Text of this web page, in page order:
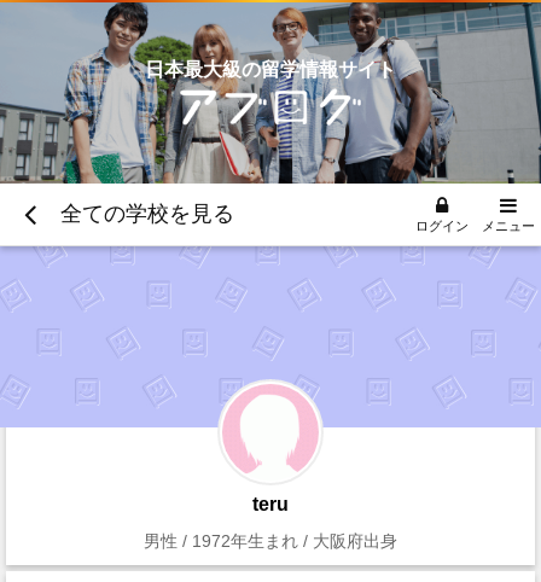
日本最大級の留学情報サイト
全ての学校を見る ログイン メニュー
teru
男性 / 1972年生まれ / 大阪府出身